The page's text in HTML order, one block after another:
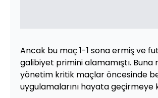
Ancak bu maç 1-1 sona ermiş ve
galibiyet primini alamamıştı. Buna
yönetim kritik maçlar öncesinde
uygulamalarını hayata geçirmeye